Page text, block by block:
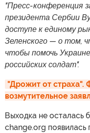
"Пресс-конференция
президента Сербии
доступе к единому
Зеленского — о том,
чтобы помочь
российских солдат".
"Дрожит от страха".
возмутительное
Выходка не осталась
change.org появилась